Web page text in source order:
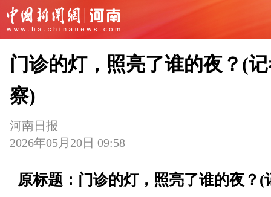
门诊的灯，照亮了谁的夜？(
察)
河南日报
2026年05月20日 09:58
原标题：门诊的灯，照亮了谁的夜？(